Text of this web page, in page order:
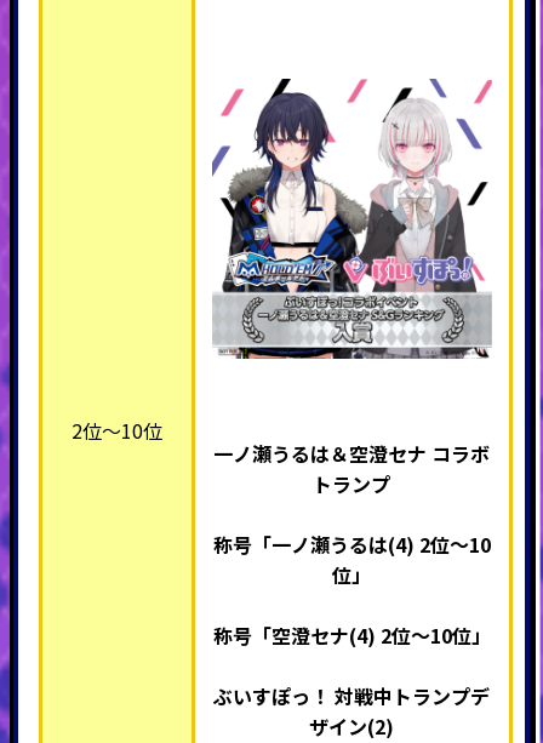
2位～10位
一ノ瀬うるは＆空澄セナ コラボ
トランプ
称号「一ノ瀬うるは(4) 2位～10
位」
称号「空澄セナ(4) 2位～10位」
ぶいすぽっ！ 対戦中トランプデ
ザイン(2)